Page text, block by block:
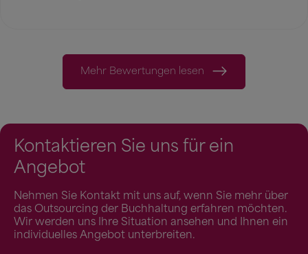
Mehr Bewertungen lesen
Kontaktieren Sie uns für ein
Angebot
Nehmen Sie Kontakt mit uns auf, wenn Sie mehr über
das Outsourcing der Buchhaltung erfahren möchten.
Wir werden uns Ihre Situation ansehen und Ihnen ein
individuelles Angebot unterbreiten.